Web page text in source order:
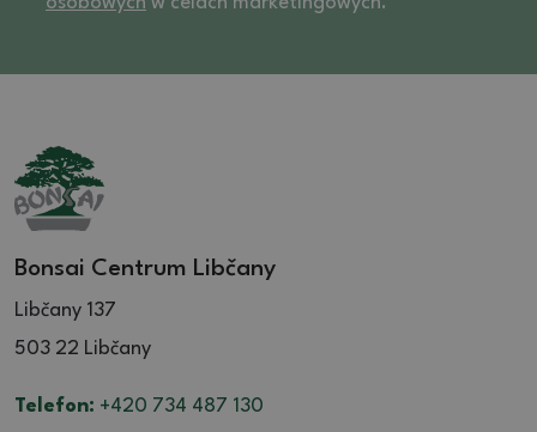
Bonsai Centrum Libčany
Libčany 137
503 22 Libčany
Telefon: +420 734 487 130